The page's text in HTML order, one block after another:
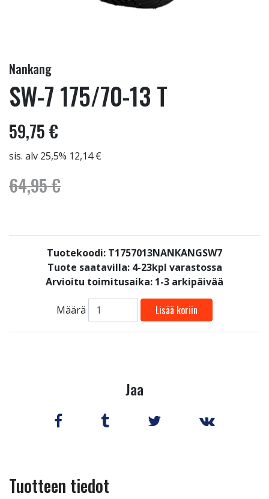
Nankang
SW-7 175/70-13 T
59,75 €
sis. alv 25,5% 12,14 €
64,95 €
Tuotekoodi: T1757013NANKANGSW7
Tuote saatavilla: 4-23kpl varastossa
Arvioitu toimitusaika: 1-3 arkipäivää
Määrä Lisää koriin
Jaa
Tuotteen tiedot